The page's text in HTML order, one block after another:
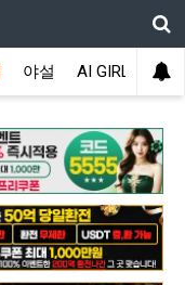
야설 AI GIRL